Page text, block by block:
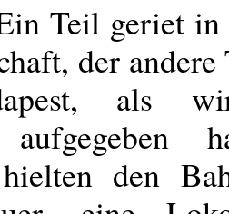
Teil geriet in
der
als
aufgegeben
den